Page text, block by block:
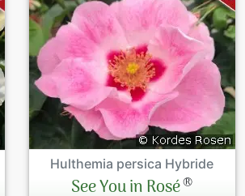
Hulthemia persica Hybride
See You in Rosé®